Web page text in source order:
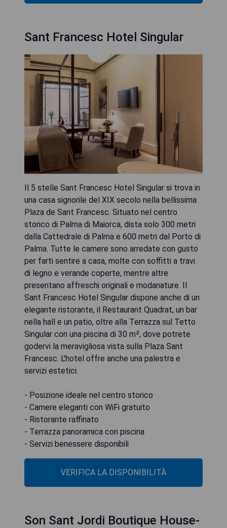
Sant Francesc Hotel Singular
Il 5 stelle Sant Francesc Hotel Singular si trova in
una casa signorile del XIX secolo nella bellissima
Plaza de Sant Francesc. Situato nel centro
storico di Palma di Maiorca, dista solo 300 metri
dalla Cattedrale di Palma e 600 metri dal Porto di
Palma. Tutte le camere sono arredate con gusto
per farti sentire a casa, molte con soffitti a travi
di legno e verande coperte, mentre altre
presentano affreschi originali e modanature. Il
Sant Francesc Hotel Singular dispone anche di un
elegante ristorante, il Restaurant Quadrat, un bar
nella hall e un patio, oltre alla Terrazza sul Tetto
Singular con una piscina di 30 m², dove potrete
godervi la meravigliosa vista sulla Plaza Sant
Francesc. L'hotel offre anche una palestra e
servizi estetici.
- Posizione ideale nel centro storico
- Camere eleganti con WiFi gratuito
- Ristorante raffinato
- Terrazza panoramica con piscina
- Servizi benessere disponibili
VERIFICA LA DISPONIBILITÀ
Son Sant Jordi Boutique House-